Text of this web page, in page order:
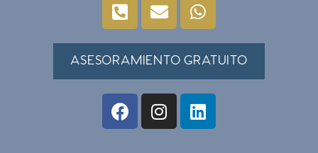
ASESORAMIENTO GRATUITO